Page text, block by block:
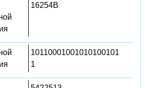
16254B
10110001001010100101
1